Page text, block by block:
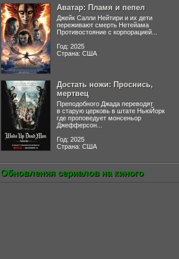
Аватар: Пламя и пепел
Джейк Салли Нейтири и их дети
переживают смерть Нетейама
Противостояние с корпорацией...
Год: 2025
Страна: США
Достать ножи: Проснись,
мертвец
Преподобного Джада переводят
в старую церковь в штате НьюЙорк
где проповедует монсеньор
Джефферсон...
Год: 2025
Страна: США
Обновления сериалов на киного